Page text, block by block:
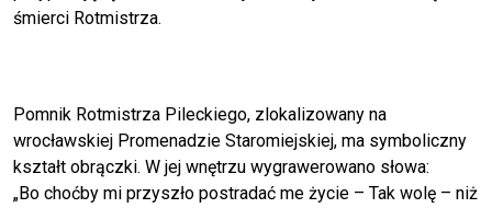
śmierci Rotmistrza.
Pomnik Rotmistrza Pileckiego, zlokalizowany na
wrocławskiej Promenadzie Staromiejskiej, ma symboliczny
kształt obrączki. W jej wnętrzu wygrawerowano słowa:
„Bo choćby mi przyszło postradać me życie – Tak wolę – niż